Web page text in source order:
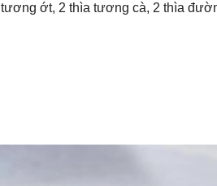
ớt, 2 thìa tương cà, 2 thìa